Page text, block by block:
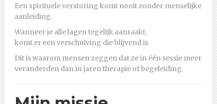
Een spirituele verstoring komt nooit zonder menselijke
aanleiding.
Wanneer je alle lagen tegelijk aanraakt,
komt er een verschuiving die blijvend is.
Dit is waarom mensen zeggen dat ze in één sessie meer
veranderden dan in jaren therapie of begeleiding.